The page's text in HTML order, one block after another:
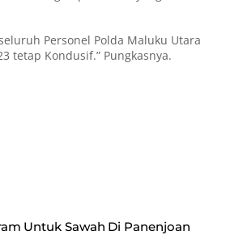
Personel Polda Maluku Utara
tetap Kondusif.” Pungkasnya.
Untuk Sawah Di Panenjoan